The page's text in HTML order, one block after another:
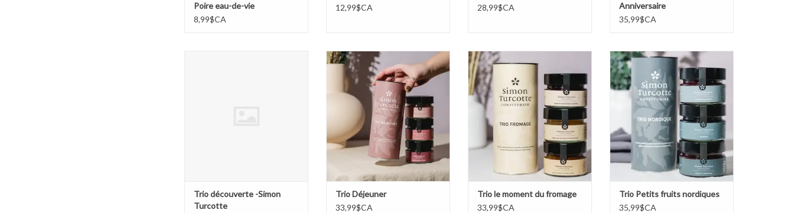
Poire eau-de-vie
8,99$CA
12,99$CA
28,99$CA
Anniversaire
35,99$CA
Trio découverte -Simon
Turcotte
Trio Déjeuner
AJOUTER AU PANIER
Trio Déjeuner
33,99$CA
Trio le moment du fromage
AJOUTER AU PANIER
Trio le moment du fromage
33,99$CA
Trio Petits fruits nordiques
AJOUTER AU PANIER
Trio Petits fruits nordiques
35,99$CA